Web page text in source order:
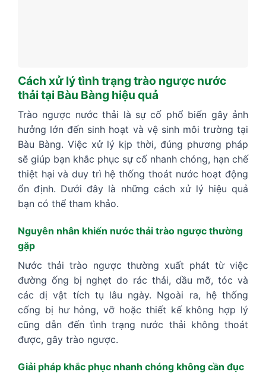
Cách xử lý tình trạng trào ngược nước
thải tại Bàu Bàng hiệu quả
Trào ngược nước thải là sự cố phổ biến gây ảnh
hưởng lớn đến sinh hoạt và vệ sinh môi trường tại
Bàu Bàng. Việc xử lý kịp thời, đúng phương pháp
sẽ giúp bạn khắc phục sự cố nhanh chóng, hạn chế
thiệt hại và duy trì hệ thống thoát nước hoạt động
ổn định. Dưới đây là những cách xử lý hiệu quả
bạn có thể tham khảo.
Nguyên nhân khiến nước thải trào ngược thường
gặp
Nước thải trào ngược thường xuất phát từ việc
đường ống bị nghẹt do rác thải, dầu mỡ, tóc và
các dị vật tích tụ lâu ngày. Ngoài ra, hệ thống
cống bị hư hỏng, vỡ hoặc thiết kế không hợp lý
cũng dẫn đến tình trạng nước thải không thoát
được, gây trào ngược.
Giải pháp khắc phục nhanh chóng không cần đục